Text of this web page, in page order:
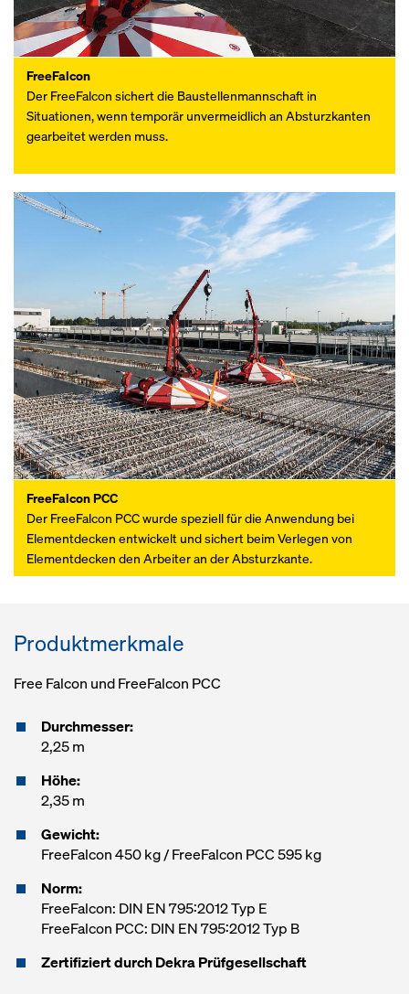
FreeFalcon
Der FreeFalcon sichert die Baustellenmannschaft in
Situationen, wenn temporär unvermeidlich an Absturzkanten
gearbeitet werden muss.
FreeFalcon PCC
Der FreeFalcon PCC wurde speziell für die Anwendung bei
Elementdecken entwickelt und sichert beim Verlegen von
Elementdecken den Arbeiter an der Absturzkante.
Produktmerkmale
Free Falcon und FreeFalcon PCC
Durchmesser:
2,25 m
Höhe:
2,35 m
Gewicht:
FreeFalcon 450 kg / FreeFalcon PCC 595 kg
Norm:
FreeFalcon: DIN EN 795:2012 Typ E
FreeFalcon PCC: DIN EN 795:2012 Typ B
Zertifiziert durch Dekra Prüfgesellschaft